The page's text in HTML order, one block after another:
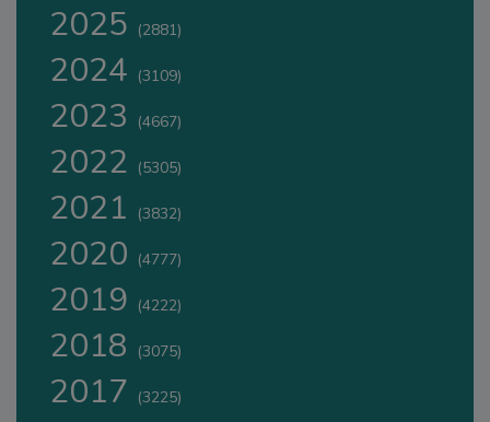
2025 (2881)
2024 (3109)
2023 (4667)
2022 (5305)
2021 (3832)
2020 (4777)
2019 (4222)
2018 (3075)
2017 (3225)